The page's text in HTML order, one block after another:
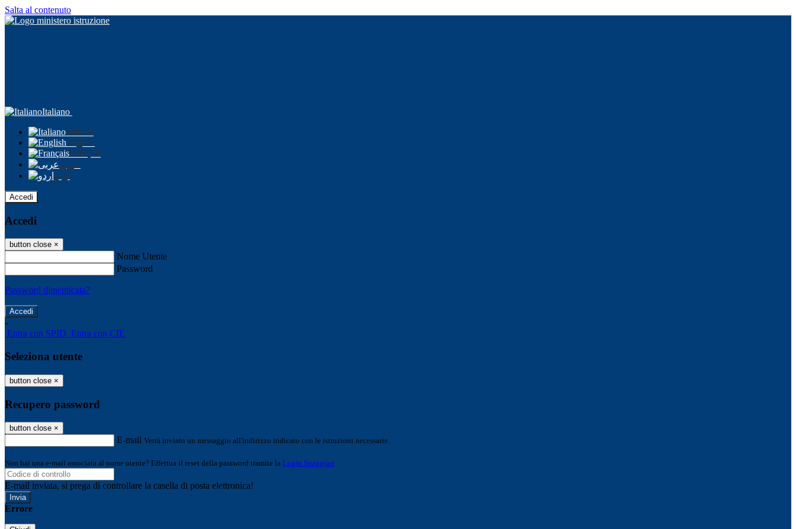
Salta al contenuto
Italiano
Italiano
English
Français
عربى
اردو
Accedi
Accedi
button close ×
Nome Utente
Password
Password dimenticata?
-
Entra con SPID Entra con CIE
Seleziona utente
button close ×
Recupero password
button close ×
E-mail Verrà inviato un messaggio all'indirizzo indicato con le istruzioni necessarie.
Non hai una e-mail associata al nome utente? Effettua il reset della password tramite la Login Spaggiari
E-mail inviata, si prega di controllare la casella di posta elettronica!
Errore